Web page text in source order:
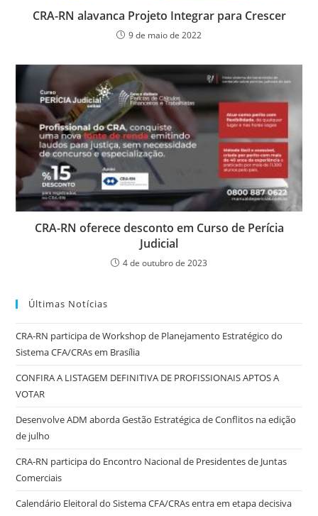
CRA-RN alavanca Projeto Integrar para Crescer
9 de maio de 2022
CRA-RN oferece desconto em Curso de Perícia
Judicial
4 de outubro de 2023
Últimas Notícias
CRA-RN participa de Workshop de Planejamento Estratégico do
Sistema CFA/CRAs em Brasília
CONFIRA A LISTAGEM DEFINITIVA DE PROFISSIONAIS APTOS A
VOTAR
Desenvolve ADM aborda Gestão Estratégica de Conflitos na edição
de julho
CRA-RN participa do Encontro Nacional de Presidentes de Juntas
Comerciais
Calendário Eleitoral do Sistema CFA/CRAs entra em etapa decisiva